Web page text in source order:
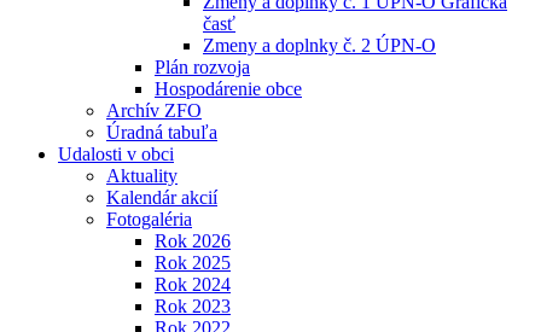
časť
Zmeny a doplnky č. 2 ÚPN-O
Plán rozvoja
Hospodárenie obce
Archív ZFO
Úradná tabuľa
Udalosti v obci
Aktuality
Kalendár akcií
Fotogaléria
Rok 2026
Rok 2025
Rok 2024
Rok 2023
Rok 2022